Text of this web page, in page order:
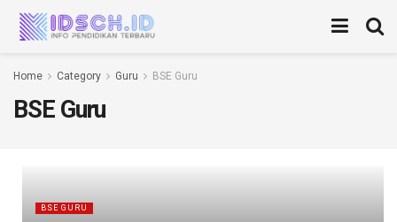
Home Category Guru BSE Guru
BSE Guru
BSE GURU